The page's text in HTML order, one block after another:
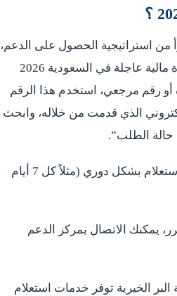
من استراتيجية الحصول على الدعم،
بعد تقديم طلب مساعدة مالية عاجلة في السعودية 2026
أو رقم مرجعي، استخدم هذا الرقم
الذي قدمت من خلاله، وابحث
الطلب”.
يجب أن تقوم بعملية الاستعلام بشكل دوري (مثلاً كل 7 أيام
يمكنك الاتصال بمركز الدعم
الخيرية توفر خدمات استعلام